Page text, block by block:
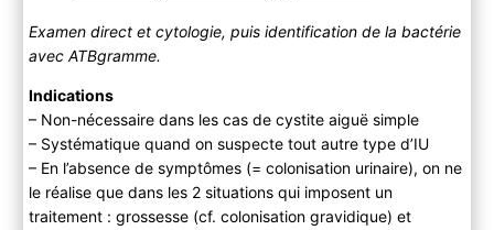
Examen direct et cytologie, puis identification de la bactérie
avec ATBgramme.
Indications
– Non-nécessaire dans les cas de cystite aiguë simple
– Systématique quand on suspecte tout autre type d’IU
– En l’absence de symptômes (= colonisation urinaire), on ne
le réalise que dans les 2 situations qui imposent un
traitement : grossesse (cf. colonisation gravidique) et